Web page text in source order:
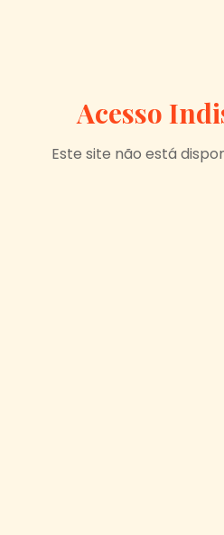
Acesso
Este site não está